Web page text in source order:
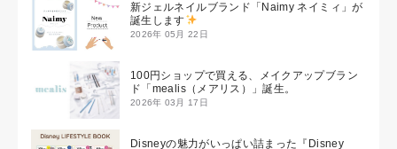
新ジェルネイルブランド「Naimy ネイミィ」が
誕生します
2026年 05月 22日
100円ショップで買える、メイクアップブラン
ド「mealis（メアリス）」誕生。
2026年 03月 17日
Disneyの魅力がいっぱい詰まった『Disney